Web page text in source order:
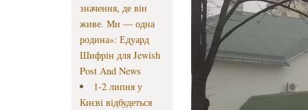
значення, де він
живе. Ми — одна
родина»: Едуард
Шифрін для Jewish
Post And News
1-2 липня у
Києві відбудеться